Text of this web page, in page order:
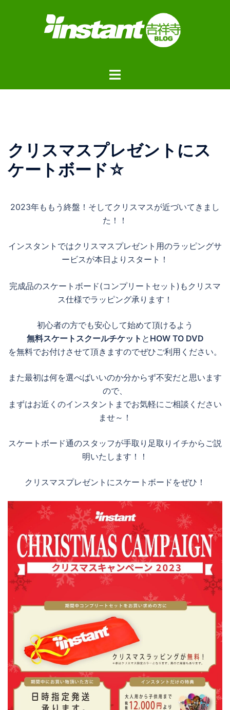
ト
ー
クリスマスプレゼントにス
ケートボード☆
2023年ももう終盤！そしてクリスマスが近づいてきまし
た！！
インスタントではクリスマスプレゼント用のラッピングサ
ービスが本日よりスタート！
完成品のスケートボード(コンプリートセット)もクリスマ
ス仕様でラッピング承ります！
初心者の方でも安心して始めて頂けるよう
無料スケートスクールチケット と HOW TO DVD
を無料でお付けさせて頂きますのでぜひご利用ください。
また最初は何を選べばいいのか分からず不安だと思います
ので、
まずはお近くのインスタントまでお気軽にご相談ください
ませ～！
スケートボード通のスタッフが手取り足取りイチからご説
明いたします！！
クリスマスプレゼントにスケートボードをぜひ！